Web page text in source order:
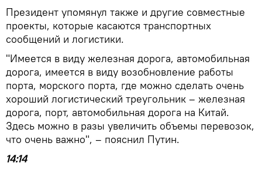
Президент упомянул также и другие совместные
проекты, которые касаются транспортных
сообщений и логистики.
"Имеется в виду железная дорога, автомобильная
дорога, имеется в виду возобновление работы
порта, морского порта, где можно сделать очень
хороший логистический треугольник – железная
дорога, порт, автомобильная дорога на Китай.
Здесь можно в разы увеличить объемы перевозок,
что очень важно", – пояснил Путин.
14:14